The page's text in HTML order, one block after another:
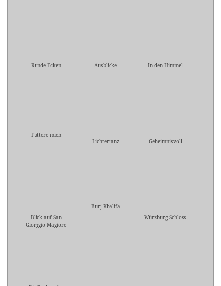
Runde Ecken Ausblicke In den Himmel
Füttere mich
Lichtertanz
Geheimnisvoll
Blick auf San
Giorggio Magiore
Burj Khalifa
Würzburg Schloss